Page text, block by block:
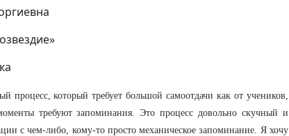
процесс, который требует большой самоотдачи как от учеников,
требуют запоминания. Это процесс довольно скучный и
с чем-либо, кому-то просто механическое запоминание. Я хочу